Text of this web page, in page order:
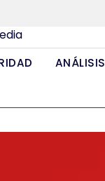
ANÁLISIS